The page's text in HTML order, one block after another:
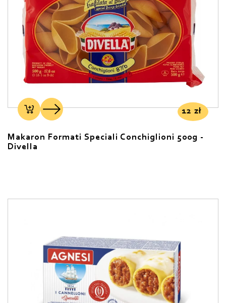
12 zł
Makaron Formati Speciali Conchiglioni 500g -
Divella